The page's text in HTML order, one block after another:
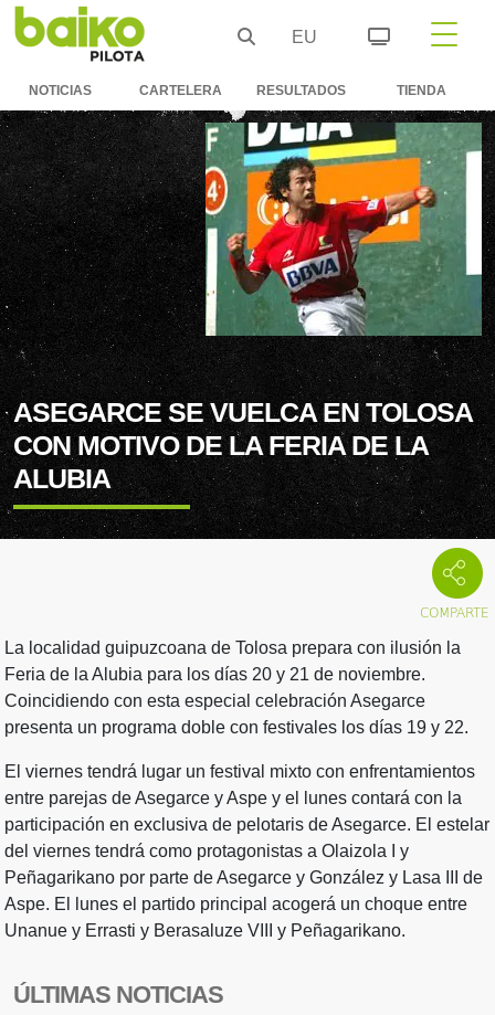
EU
NOTICIAS CARTELERA RESULTADOS TIENDA
ASEGARCE SE VUELCA EN TOLOSA
CON MOTIVO DE LA FERIA DE LA
ALUBIA
La localidad guipuzcoana de Tolosa prepara con ilusión la
Feria de la Alubia para los días 20 y 21 de noviembre.
Coincidiendo con esta especial celebración Asegarce
presenta un programa doble con festivales los días 19 y 22.
El viernes tendrá lugar un festival mixto con enfrentamientos
entre parejas de Asegarce y Aspe y el lunes contará con la
participación en exclusiva de pelotaris de Asegarce. El estelar
del viernes tendrá como protagonistas a Olaizola I y
Peñagarikano por parte de Asegarce y González y Lasa III de
Aspe. El lunes el partido principal acogerá un choque entre
Unanue y Errasti y Berasaluze VIII y Peñagarikano.
ÚLTIMAS NOTICIAS